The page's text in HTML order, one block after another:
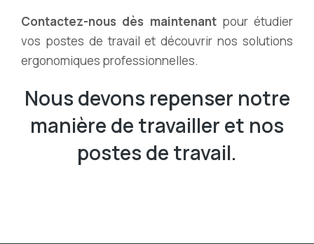
Contactez-nous dès maintenantpour étudier
vos postes de travail et découvrir nos solutions
ergonomiques professionnelles.
Nous devons repenser notre
manière de travailler et nos
postes de travail.